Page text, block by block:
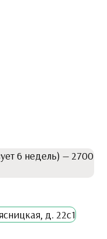
6 недель) — 2700
д. 22с1